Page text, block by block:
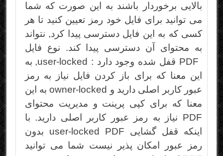
بالایی برخوردار باشند به این صورت که شما
می توانید برای فایل خود رمز تعیین کنید تا هر
کسی که به این فایل دسترسی پیدا کرد, نتواند
به محتوای آن دسترسی پیدا کند. نوع فایل
PDF قفل شده وجود دارد : user-locked, به
این معنا که برای باز کردن فایل نیاز به رمز
عبور کاربر اصلی دارید و owner-locked به این
معنا که برای کپی پرینت و مدیریت محتوای
PDF نیاز به رمز عبور کاربر اصلی دارید. با
اینکه قفل گشایی user-locked PDF بدون
رمز عبور امکان پذیر نیست شما می توانید